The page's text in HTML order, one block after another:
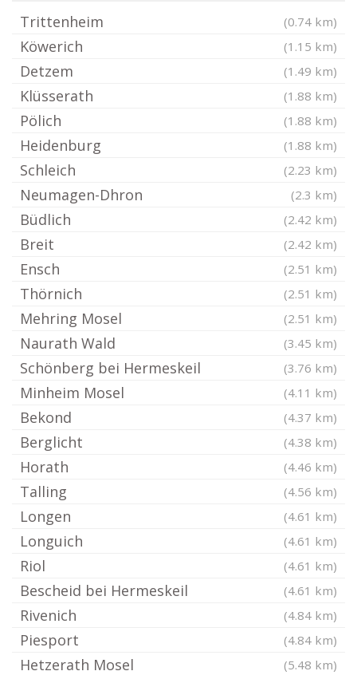
Trittenheim (0.74 km)
Köwerich (1.15 km)
Detzem (1.49 km)
Klüsserath (1.88 km)
Pölich (1.88 km)
Heidenburg (1.88 km)
Schleich (2.23 km)
Neumagen-Dhron (2.3 km)
Büdlich (2.42 km)
Breit (2.42 km)
Ensch (2.51 km)
Thörnich (2.51 km)
Mehring Mosel (2.51 km)
Naurath Wald (3.45 km)
Schönberg bei Hermeskeil (3.76 km)
Minheim Mosel (4.11 km)
Bekond (4.37 km)
Berglicht (4.38 km)
Horath (4.46 km)
Talling (4.56 km)
Longen (4.61 km)
Longuich (4.61 km)
Riol (4.61 km)
Bescheid bei Hermeskeil (4.61 km)
Rivenich (4.84 km)
Piesport (4.84 km)
Hetzerath Mosel (5.48 km)